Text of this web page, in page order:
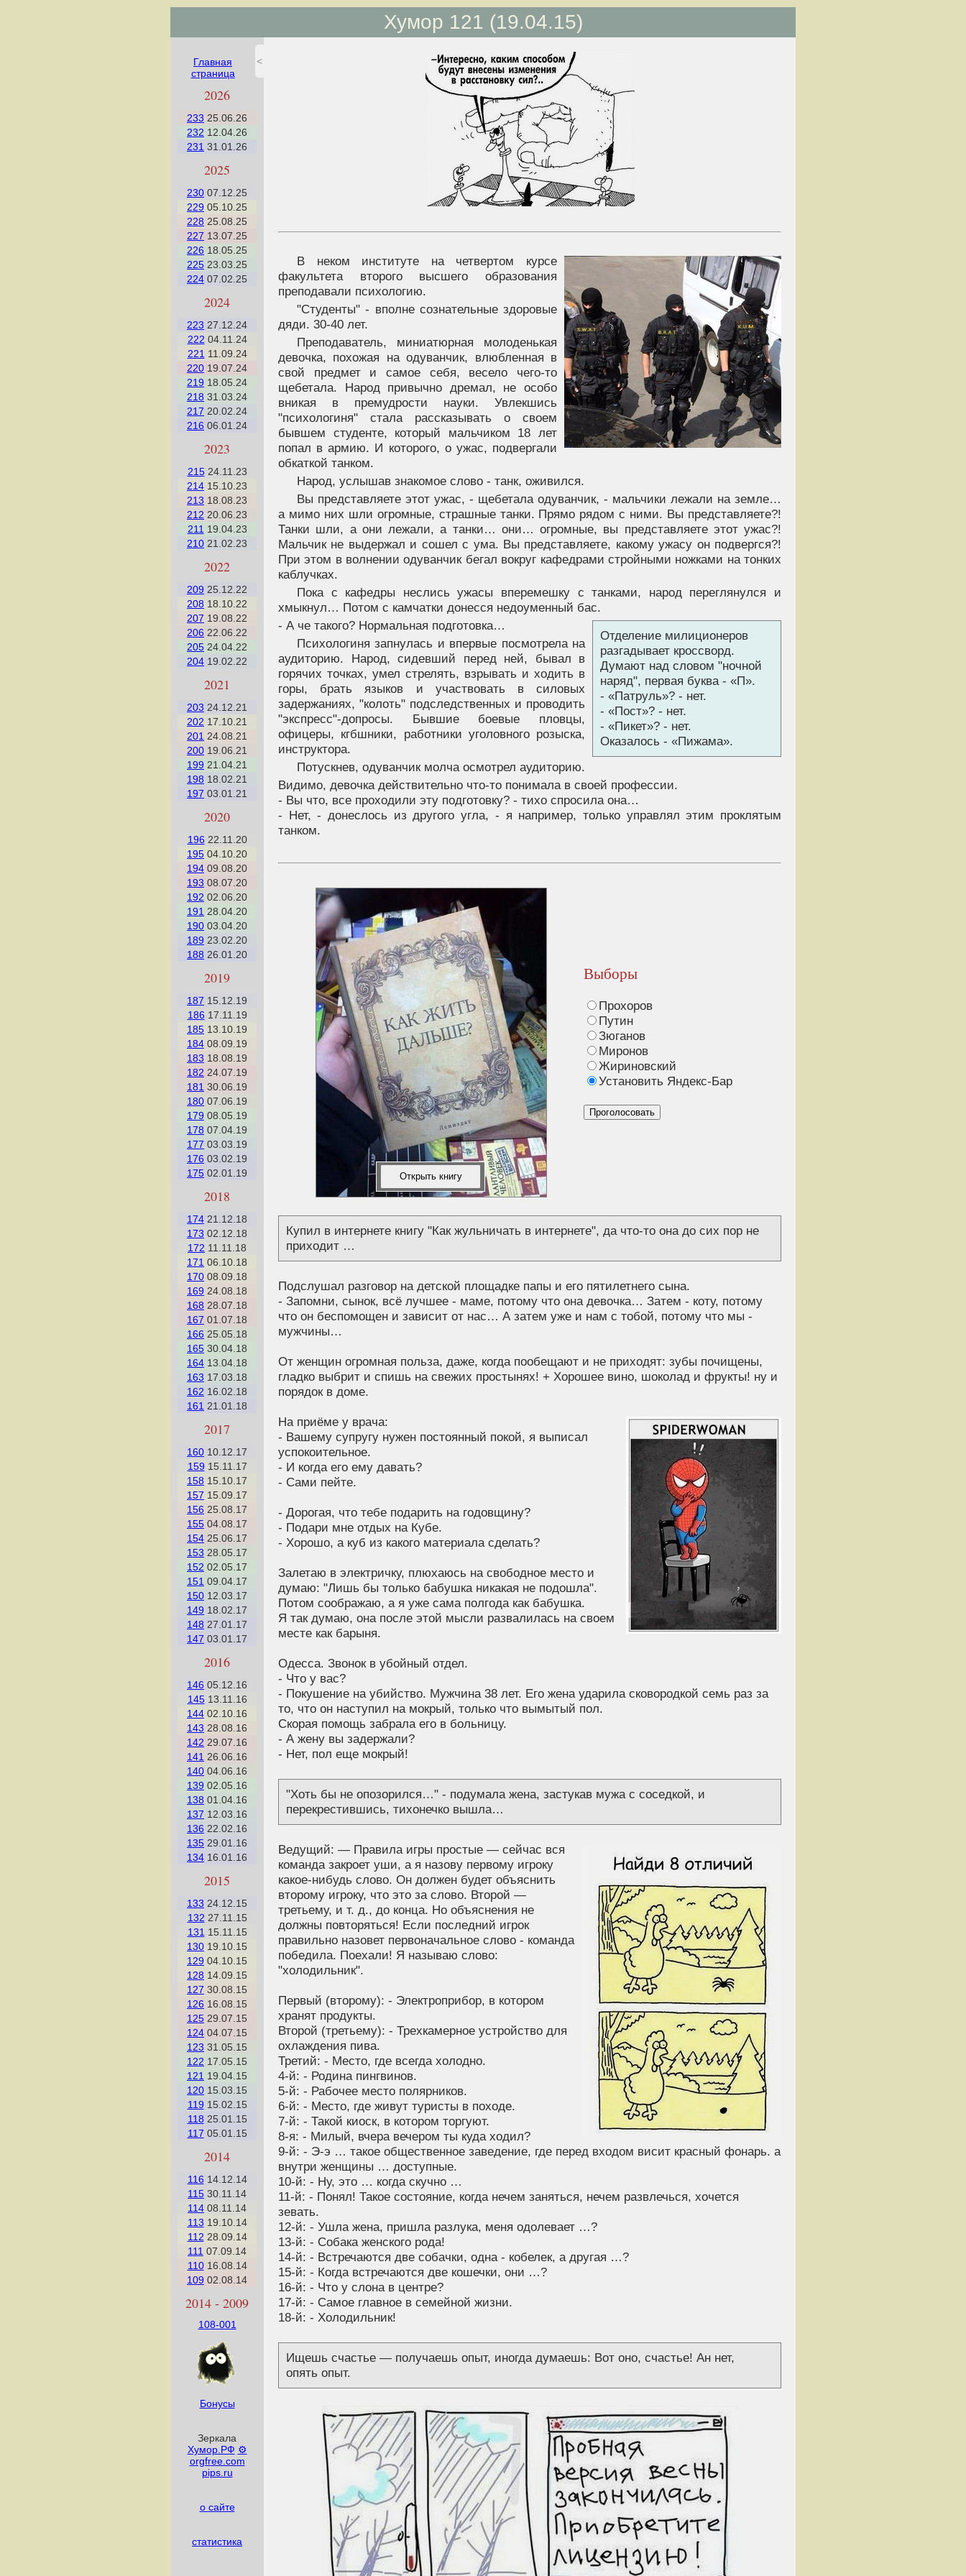
Хумор 121 (19.04.15)
<
Главная
страница
2026
233 25.06.26
232 12.04.26
231 31.01.26
2025
230 07.12.25
229 05.10.25
228 25.08.25
227 13.07.25
226 18.05.25
225 23.03.25
224 07.02.25
2024
223 27.12.24
222 04.11.24
221 11.09.24
220 19.07.24
219 18.05.24
218 31.03.24
217 20.02.24
216 06.01.24
2023
21524.11.23
214 15.10.23
213 18.08.23
212 20.06.23
211 19.04.23
210 21.02.23
2022
209 25.12.22
208 18.10.22
207 19.08.22
206 22.06.22
205 24.04.22
204 19.02.22
2021
203 24.12.21
202 17.10.21
201 24.08.21
200 19.06.21
199 21.04.21
198 18.02.21
197 03.01.21
2020
196 22.11.20
195 04.10.20
194 09.08.20
193 08.07.20
192 02.06.20
191 28.04.20
190 03.04.20
189 23.02.20
188 26.01.20
2019
187 15.12.19
186 17.11.19
185 13.10.19
184 08.09.19
183 18.08.19
182 24.07.19
181 30.06.19
180 07.06.19
179 08.05.19
178 07.04.19
177 03.03.19
176 03.02.19
175 02.01.19
2018
174 21.12.18
173 02.12.18
172 11.11.18
171 06.10.18
170 08.09.18
169 24.08.18
168 28.07.18
167 01.07.18
166 25.05.18
165 30.04.18
164 13.04.18
163 17.03.18
162 16.02.18
161 21.01.18
2017
160 10.12.17
159 15.11.17
158 15.10.17
157 15.09.17
156 25.08.17
155 04.08.17
154 25.06.17
153 28.05.17
152 02.05.17
151 09.04.17
150 12.03.17
149 18.02.17
148 27.01.17
147 03.01.17
2016
146 05.12.16
14513.11.16
144 02.10.16
143 28.08.16
142 29.07.16
141 26.06.16
140 04.06.16
139 02.05.16
138 01.04.16
137 12.03.16
136 22.02.16
135 29.01.16
134 16.01.16
2015
133 24.12.15
132 27.11.15
131 15.11.15
130 19.10.15
129 04.10.15
128 14.09.15
127 30.08.15
126 16.08.15
125 29.07.15
124 04.07.15
123 31.05.15
122 17.05.15
121 19.04.15
120 15.03.15
119 15.02.15
118 25.01.15
117 05.01.15
2014
116 14.12.14
115 30.11.14
114 08.11.14
113 19.10.14
112 28.09.14
111 07.09.14
11016.08.14
109 02.08.14
2014 - 2009
108-001
Бонусы
Зеркала
Хумор.РФ ⚙
orgfree.com
pips.ru
о сайте
статистика
В неком институте на четвертом курсе
факультета второго высшего образования
преподавали психологию.
"Студенты" - вполне сознательные здоровые
дяди. 30-40 лет.
Преподаватель, миниатюрная молоденькая
девочка, похожая на одуванчик, влюбленная в
свой предмет и самое себя, весело чего-то
щебетала. Народ привычно дремал, не особо
вникая в премудрости науки. Увлекшись
"психологиня" стала рассказывать о своем
бывшем студенте, который мальчиком 18 лет
попал в армию. И которого, о ужас, подвергали
обкаткой танком.
Народ, услышав знакомое слово - танк, оживился.
Вы представляете этот ужас, - щебетала одуванчик, - мальчики лежали на земле…
а мимо них шли огромные, страшные танки. Прямо рядом с ними. Вы представляете?!
Танки шли, а они лежали, а танки… они… огромные, вы представляете этот ужас?!
Мальчик не выдержал и сошел с ума. Вы представляете, какому ужасу он подвергся?!
При этом в волнении одуванчик бегал вокруг кафедрами стройными ножками на тонких
каблучках.
Пока с кафедры неслись ужасы вперемешку с танками, народ переглянулся и
хмыкнул… Потом с камчатки донесся недоуменный бас.
Отделение милиционеров
разгадывает кроссворд.
Думают над словом "ночной
наряд", первая буква - «П».
- «Патруль»? - нет.
- «Пост»? - нет.
- «Пикет»? - нет.
Оказалось - «Пижама».
- А че такого? Нормальная подготовка…
Психологиня запнулась и впервые посмотрела на
аудиторию. Народ, сидевший перед ней, бывал в
горячих точках, умел стрелять, взрывать и ходить в
горы, брать языков и участвовать в силовых
задержаниях, "колоть" подследственных и проводить
"экспресс"-допросы. Бывшие боевые пловцы,
офицеры, кгбшники, работники уголовного розыска,
инструктора.
Потускнев, одуванчик молча осмотрел аудиторию.
Видимо, девочка действительно что-то понимала в своей профессии.
- Вы что, все проходили эту подготовку? - тихо спросила она…
- Нет, - донеслось из другого угла, - я например, только управлял этим проклятым
танком.
Открыть книгу
Выборы
Прохоров
Путин
Зюганов
Миронов
Жириновский
Установить Яндекс-Бар
Проголосовать
Купил в интернете книгу "Как жульничать в интернете", да что-то она до сих пор не
приходит …
Подслушал разговор на детской площадке папы и его пятилетнего сына.
- Запомни, сынок, всё лучшее - маме, потому что она девочка… Затем - коту, потому
что он беспомощен и зависит от нас… А затем уже и нам с тобой, потому что мы -
мужчины…
От женщин огромная польза, даже, когда пообещают и не приходят: зубы почищены,
гладко выбрит и спишь на свежих простынях! + Хорошее вино, шоколад и фрукты! ну и
порядок в доме.
На приёме у врача:
- Вашему супругу нужен постоянный покой, я выписал
успокоительное.
- И когда его ему давать?
- Сами пейте.
- Дорогая, что тебе подарить на годовщину?
- Подари мне отдых на Кубе.
- Хорошо, а куб из какого материала сделать?
Залетаю в электричку, плюхаюсь на свободное место и
думаю: "Лишь бы только бабушка никакая не подошла".
Потом соображаю, а я уже сама полгода как бабушка.
Я так думаю, она после этой мысли развалилась на своем
месте как барыня.
Одесса. Звонок в убойный отдел.
- Что у вас?
- Покушение на убийство. Мужчина 38 лет. Его жена ударила сковородкой семь раз за
то, что он наступил на мокрый, только что вымытый пол.
Скорая помощь забрала его в больницу.
- А жену вы задержали?
- Нет, пол еще мокрый!
"Хоть бы не опозорился…" - подумала жена, застукав мужа с соседкой, и
перекрестившись, тихонечко вышла…
Ведущий: — Правила игры простые — сейчас вся
команда закроет уши, а я назову первому игроку
какое-нибудь слово. Он должен будет объяснить
второму игроку, что это за слово. Второй —
третьему, и т. д., до конца. Но объяснения не
должны повторяться! Если последний игрок
правильно назовет первоначальное слово - команда
победила. Поехали! Я называю слово:
"холодильник".
Первый (второму): - Электроприбор, в котором
хранят продукты.
Второй (третьему): - Трехкамерное устройство для
охлаждения пива.
Третий: - Место, где всегда холодно.
4-й: - Родина пингвинов.
5-й: - Рабочее место полярников.
6-й: - Место, где живут туристы в походе.
7-й: - Такой киоск, в котором торгуют.
8-я: - Милый, вчера вечером ты куда ходил?
9-й: - Э-э … такое общественное заведение, где перед входом висит красный фонарь. а
внутри женщины … доступные.
10-й: - Ну, это … когда скучно …
11-й: - Понял! Такое состояние, когда нечем заняться, нечем развлечься, хочется
зевать.
12-й: - Ушла жена, пришла разлука, меня одолевает …?
13-й: - Собака женского рода!
14-й: - Встречаются две собачки, одна - кобелек, а другая …?
15-й: - Когда встречаются две кошечки, они …?
16-й: - Что у слона в центре?
17-й: - Самое главное в семейной жизни.
18-й: - Холодильник!
Ищешь счастье — получаешь опыт, иногда думаешь: Вот оно, счастье! Ан нет,
опять опыт.